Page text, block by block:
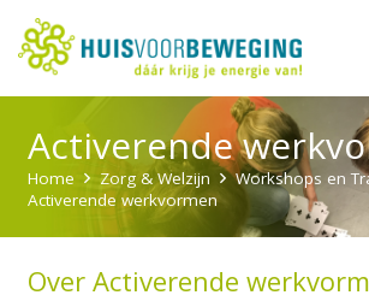
Activerende
Home Zorg & Welzijn
Workshops en
Activerende werkvormen
Over Activerende